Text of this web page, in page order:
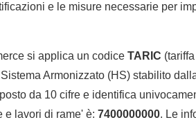
e le misure necessarie per
si applica un codice TARIC
Armonizzato (HS) stabilito
da 10 cifre e identifica
e lavori di rame' è: 7400000000. Le